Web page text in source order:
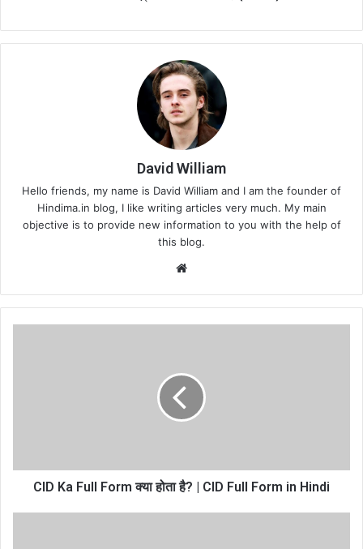
David William
Hello friends, my name is David William and I am the founder of
Hindima.in blog, I like writing articles very much. My main
objective is to provide new information to you with the help of
this blog.
CID Ka Full Form क्या होता है? | CID Full Form in Hindi